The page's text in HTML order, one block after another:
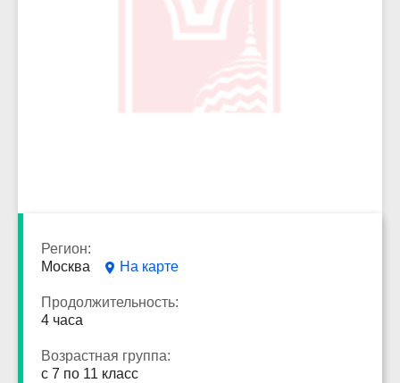
Регион:
Москва
На карте
Продолжительность:
4 часа
Возрастная группа:
с 7 по 11 класс